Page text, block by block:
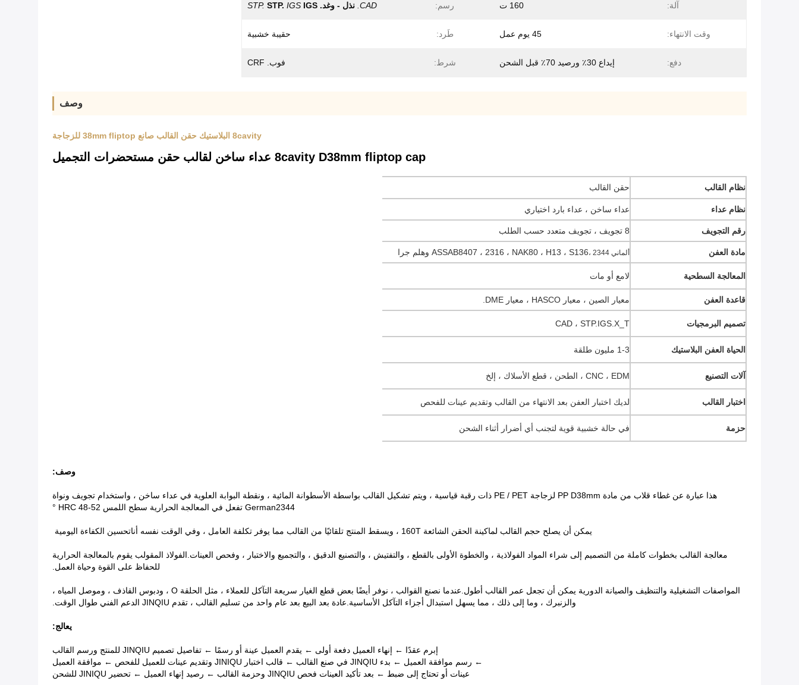
آلة: 160 ت رسم: CAD. نذل - وغد. STP. STP. IGS IGS
وقت الانتهاء: 45 يوم عمل طَرد: حقيبة خشبية
دفع: إيداع 30٪ ورصيد 70٪ قبل الشحن شرط: فوب. CRF
وصف
8cavity البلاستيك حقن القالب صانع 38mm fliptop للزجاجة
8cavity D38mm fliptop cap عداء ساخن لقالب حقن مستحضرات التجميل
نظام القالب حقن القالب
نظام عداء عداء ساخن ، عداء بارد اختياري
رقم التجويف 8 تجويف ، تجويف متعدد حسب الطلب
مادة العفن ألماني 2344 ، ASSAB8407 ، 2316 ، NAK80 ، H13 ، S136 وهلم جرا
المعالجة السطحية لامع أو مات
قاعدة العفن معيار الصين ، معيار HASCO ، معيار DME.
تصميم البرمجيات CAD ، STP.IGS.X_T
الحياة العفن البلاستيك 1-3 مليون طلقة
آلات التصنيع CNC ، EDM ، الطحن ، قطع الأسلاك ، إلخ
اختبار القالب لديك اختبار العفن بعد الانتهاء من القالب وتقديم عينات للفحص
حزمة في حالة خشبية قوية لتجنب أي أضرار أثناء الشحن
وصف:
هذا عبارة عن غطاء قلاب من مادة PP D38mm لزجاجة PE / PET ذات رقبة قياسية ، ويتم تشكيل القالب بواسطة الأسطوانة المائية ، ونقطة البوابة العلوية في عداء ساخن ، واستخدام تجويف ونواة
German2344 تفعل في المعالجة الحرارية سطح اللمس HRC 48-52 °
يمكن أن يصلح حجم القالب لماكينة الحقن الشائعة 160T ، ويسقط المنتج تلقائيًا من القالب مما يوفر تكلفة العامل ، وفي الوقت نفسه أنا تحسين الكفاءة اليومية
معالجة القالب بخطوات كاملة من التصميم إلى شراء المواد الفولاذية ، والخطوة الأولى بالقطع ، والتفتيش ، والتصنيع الدقيق ، والتجميع والاختبار ، وفحص العينات.الفولاذ المقولب يقوم بالمعالجة الحرارية
للحفاظ على القوة وحياة العمل.
المواصفات التشغيلية والتنظيف والصيانة الدورية يمكن أن تجعل عمر القالب أطول.عندما نصنع القوالب ، نوفر أيضًا بعض قطع الغيار سريعة التآكل للعملاء ، مثل الحلقة O ، ودبوس القاذف ، وموصل المياه ،
والزنبرك ، وما إلى ذلك ، مما يسهل استبدال أجزاء التآكل الأساسية.عادة بعد البيع بعد عام واحد من تسليم القالب ، تقدم JINQIU الدعم الفني طوال الوقت.
يعالج:
إبرم عقدًا ← إنهاء العميل دفعة أولى ← يقدم العميل عينة أو رسمًا ← تفاصيل تصميم JINQIU للمنتج ورسم القالب
← رسم موافقة العميل ← بدء JINQIU في صنع القالب ← قالب اختبار JINIQU وتقديم عينات للعميل للفحص ← موافقة العميل
عينات أو تحتاج إلى ضبط ← بعد تأكيد العينات فحص JINQIU وحزمة القالب ← رصيد إنهاء العميل ← تحضير JINIQU للشحن